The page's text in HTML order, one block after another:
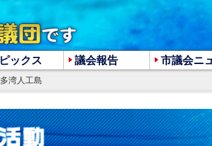
湾人工島
ピックス 議会報告 市議会ニ